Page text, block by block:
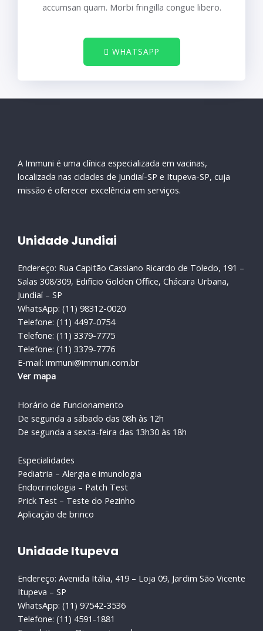
accumsan quam. Morbi fringilla congue libero.
WHATSAPP
A Immuni é uma clínica especializada em vacinas,
localizada nas cidades de Jundiaí-SP e Itupeva-SP, cuja
missão é oferecer excelência em serviços.
Unidade Jundiai
Endereço: Rua Capitão Cassiano Ricardo de Toledo, 191 –
Salas 308/309, Edifício Golden Office, Chácara Urbana,
Jundiaí – SP
WhatsApp: (11) 98312-0020
Telefone: (11) 4497-0754
Telefone: (11) 3379-7775
Telefone: (11) 3379-7776
E-mail: immuni@immuni.com.br
Ver mapa
Horário de Funcionamento
De segunda a sábado das 08h às 12h
De segunda a sexta-feira das 13h30 às 18h
Especialidades
Pediatria – Alergia e imunologia
Endocrinologia – Patch Test
Prick Test – Teste do Pezinho
Aplicação de brinco
Unidade Itupeva
Endereço: Avenida Itália, 419 – Loja 09, Jardim São Vicente
Itupeva – SP
WhatsApp: (11) 97542-3536
Telefone: (11) 4591-1881